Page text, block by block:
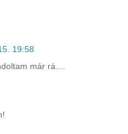
19:58
már rá....